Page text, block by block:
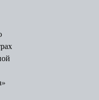
обеспечения
развития
МОиН РСО-Алания